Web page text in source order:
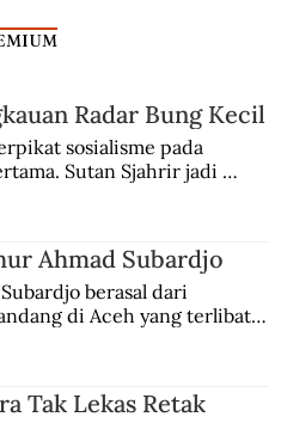
Radar Bung Kecil
sosialisme pada
Sutan Sjahrir jadi
Ahmad Subardjo
berasal dari
di Aceh yang terlibat
Tak Lekas Retak